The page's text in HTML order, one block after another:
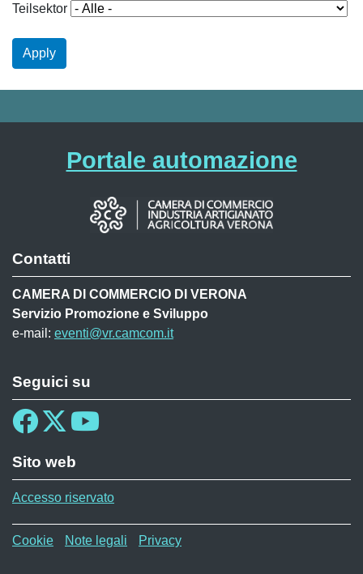
Teilsektor
Apply
Portale automazione
Contatti
CAMERA DI COMMERCIO DI VERONA
Servizio Promozione e Sviluppo
e-mail: eventi@vr.camcom.it
Seguici su
Sito web
Accesso riservato
Menù privacy TEC
Cookie Note legali Privacy